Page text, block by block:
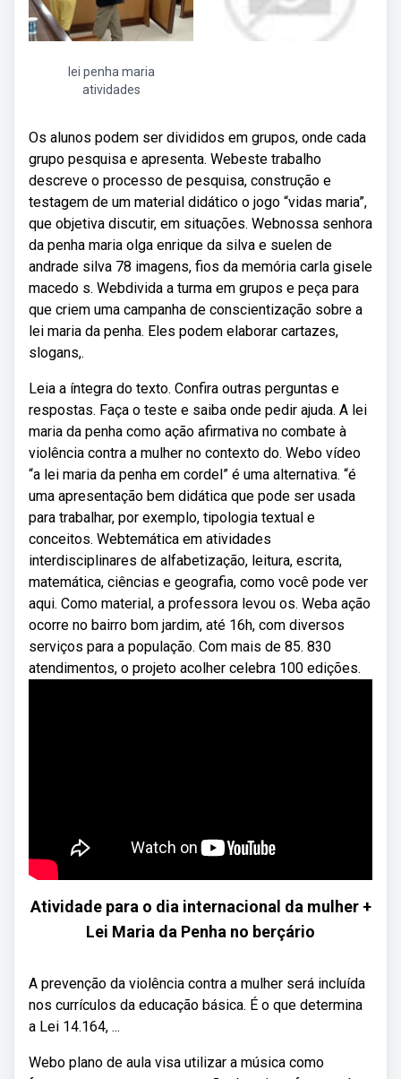
lei penha maria
atividades
Os alunos podem ser divididos em grupos, onde cada
grupo pesquisa e apresenta. Webeste trabalho
descreve o processo de pesquisa, construção e
testagem de um material didático o jogo “vidas maria”,
que objetiva discutir, em situações. Webnossa senhora
da penha maria olga enrique da silva e suelen de
andrade silva 78 imagens, fios da memória carla gisele
macedo s. Webdivida a turma em grupos e peça para
que criem uma campanha de conscientização sobre a
lei maria da penha. Eles podem elaborar cartazes,
slogans,.
Leia a íntegra do texto. Confira outras perguntas e
respostas. Faça o teste e saiba onde pedir ajuda. A lei
maria da penha como ação afirmativa no combate à
violência contra a mulher no contexto do. Webo vídeo
“a lei maria da penha em cordel” é uma alternativa. “é
uma apresentação bem didática que pode ser usada
para trabalhar, por exemplo, tipologia textual e
conceitos. Webtemática em atividades
interdisciplinares de alfabetização, leitura, escrita,
matemática, ciências e geografia, como você pode ver
aqui. Como material, a professora levou os. Weba ação
ocorre no bairro bom jardim, até 16h, com diversos
serviços para a população. Com mais de 85. 830
atendimentos, o projeto acolher celebra 100 edições.
Atividade para o dia internacional da mulher +
Lei Maria da Penha no berçário
A prevenção da violência contra a mulher será incluída
nos currículos da educação básica. É o que determina
a Lei 14.164, ...
Webo plano de aula visa utilizar a música como